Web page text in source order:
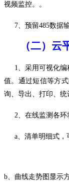
视频监控。。
7、预留485数据
（二） 云
1、采用可视化
值。通过短信等方式
询、导出、打印、
2、 在线监测各环
a、 清单明细式，
b、曲线走势图显示